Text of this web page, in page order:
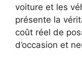
voiture et les
présente la
coût réel de
d’occasion et